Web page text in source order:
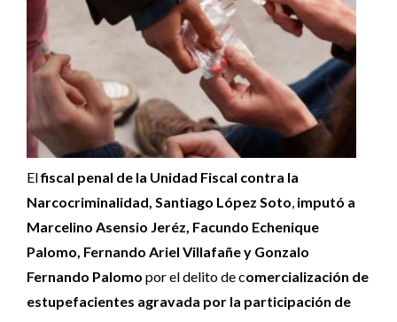
Elfiscal penal de la Unidad Fiscal contra la
Narcocriminalidad, Santiago López Soto, imputó a
Marcelino Asensio Jeréz, Facundo Echenique
Palomo, Fernando Ariel Villafañe y Gonzalo
Fernando Palomo por el delito de comercialización de
estupefacientes agravada por la participación de